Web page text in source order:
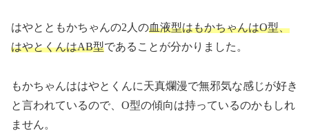
はやとともかちゃんの2人の血液型はもかちゃんはO型、
はやとくんはAB型であることが分かりました。
もかちゃんははやとくんに天真爛漫で無邪気な感じが好き
と言われているので、O型の傾向は持っているのかもしれ
ません。